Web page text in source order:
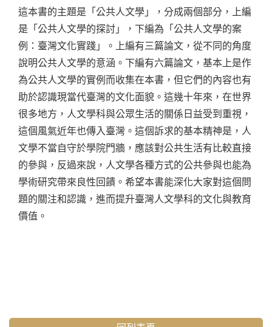
這本書的主題是「公共人文學」，分成兩個部分，上編
是「公共人文學的探討」，下編為「公共人文學的案
例：臺灣文化實踐」。上編有三篇論文，從不同的角度
說明公共人文學的意涵。下編有六篇論文，基本上是作
為公共人文學的實例而收集在本書，但它們的內容也有
助於認識現當代臺灣的文化面貌。這幾十年來，在世界
很多地方，人文學科與公眾生活的關係日益受到重視，
這個風氣近年也傳入臺灣。這個訴求的基本精神是，人
文學不當自守於學院門牆，應該對公共生活有比較直接
的參與，反過來說，人文學各種方式的公共參與也能為
學術研究帶來良性回饋。希望本書能深化大家對這個問
題的關注和認識，進而提升臺灣人文學科的文化與教育
價值。